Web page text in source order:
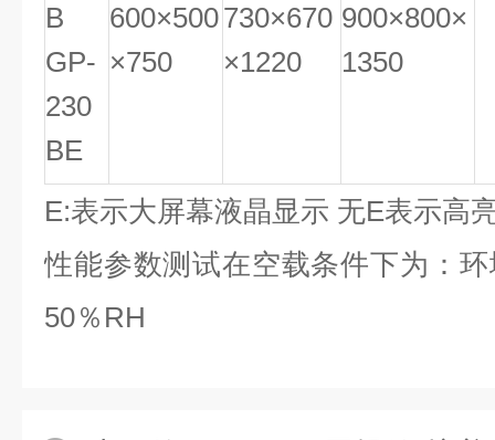
B
GP-
230
BE
600×500
×750
730×670
×1220
900×800×
1350
E:表示大屏幕液晶显示 无E表示高
性能参数测试在空载条件下为：
50％ RH